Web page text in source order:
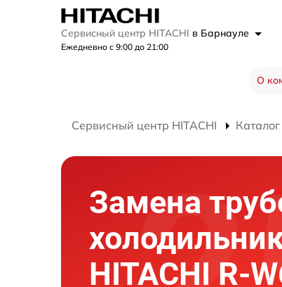
Сервисный центр HITACHI в Барнауле
Ежедневно с 9:00 до 21:00
О
Сервисный центр HITACHI
Замена
HITACHI R-